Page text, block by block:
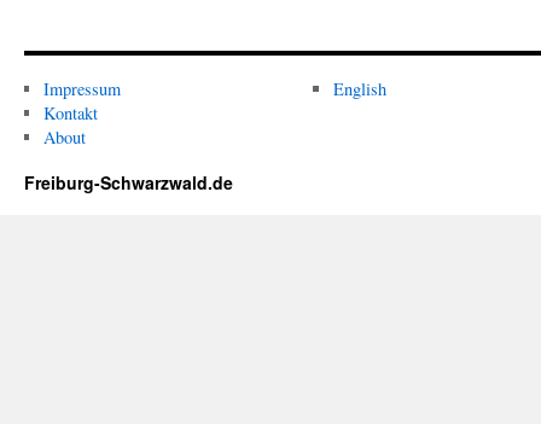
Impressum
Kontakt
About
English
Freiburg-Schwarzwald.de